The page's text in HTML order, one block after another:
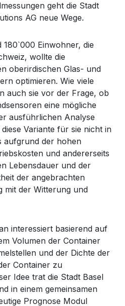
geht die Stadt
AG neue Wege.
180`000 Einwohner, die
wollte die
oberirdischen Glas- und
optimieren. Wie viele
auch sie vor der Frage, ob
eine mögliche
ausführlichen Analyse
Variante für sie nicht in
aufgrund der hohen
und andererseits
Lebensdauer und der
der angebrachten
mit der Witterung und
interessiert basierend auf
Volumen der Container
und der Dichte der
Container zu
Idee trat die Stadt Basel
in einem gemeinsamen
Prognose Modul